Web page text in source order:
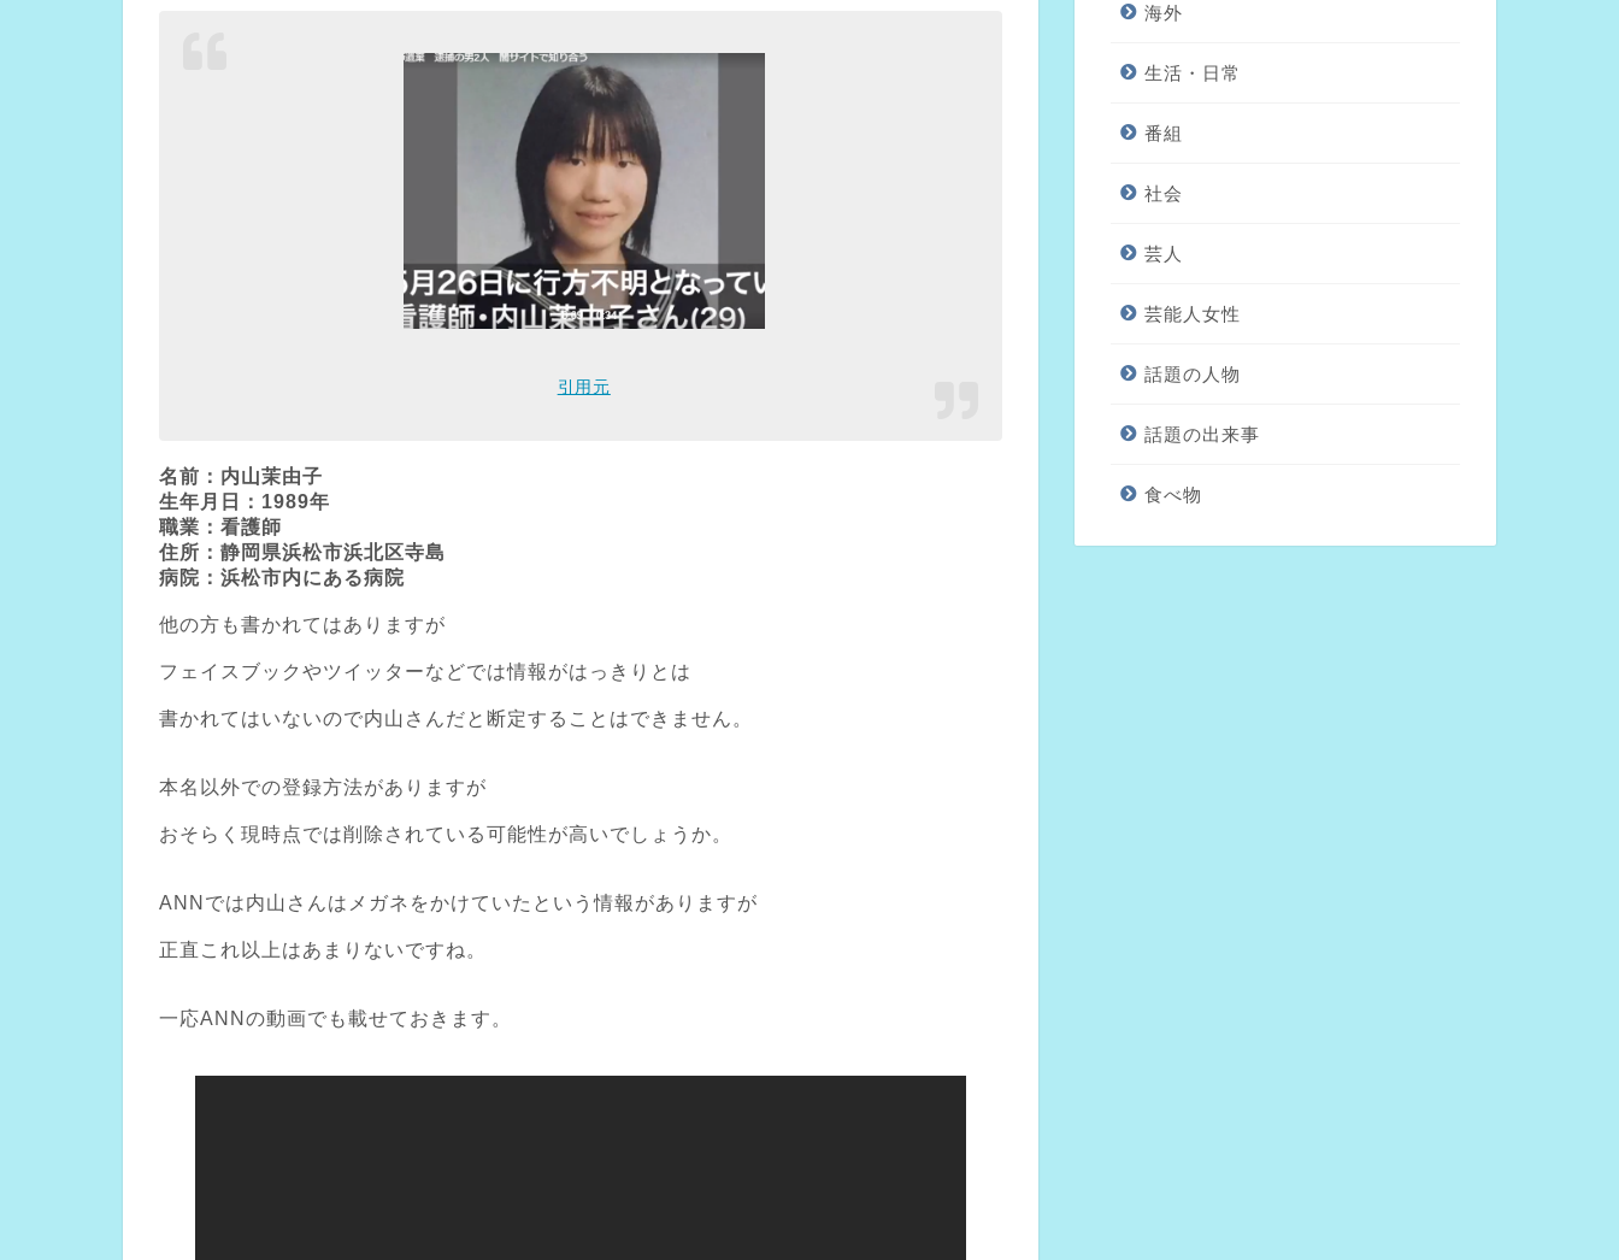
引用元
名前：内山茉由子
生年月日：1989年
職業：看護師
住所：静岡県浜松市浜北区寺島
病院：浜松市内にある病院
他の方も書かれてはありますが
フェイスブックやツイッターなどでは情報がはっきりとは
書かれてはいないので内山さんだと断定することはできません。
本名以外での登録方法がありますが
おそらく現時点では削除されている可能性が高いでしょうか。
ANNでは内山さんはメガネをかけていたという情報がありますが
正直これ以上はあまりないですね。
一応ANNの動画でも載せておきます。
海外
生活・日常
番組
社会
芸人
芸能人女性
話題の人物
話題の出来事
食べ物